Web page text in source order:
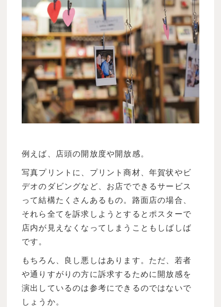
例えば、店頭の開放度や開放感。
写真プリントに、プリント商材、年賀状やビ
デオのダビングなど、お店でできるサービス
って結構たくさんあるもの。路面店の場合、
それら全てを訴求しようとするとポスターで
店内が見えなくなってしまうこともしばしば
です。
もちろん、良し悪しはあります。ただ、若者
や通りすがりの方に訴求するために開放感を
演出しているのは参考にできるのではないで
しょうか。